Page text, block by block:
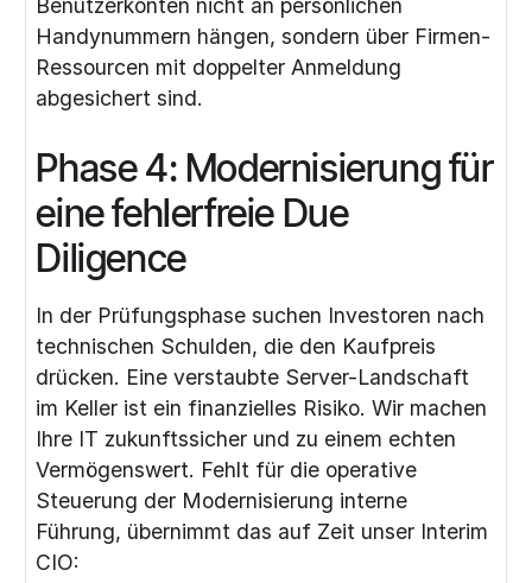
Benutzerkonten nicht an persönlichen
Handynummern hängen, sondern über Firmen-
Ressourcen mit doppelter Anmeldung
abgesichert sind.
Phase 4: Modernisierung für
eine fehlerfreie Due
Diligence
In der Prüfungsphase suchen Investoren nach
technischen Schulden, die den Kaufpreis
drücken. Eine verstaubte Server-Landschaft
im Keller ist ein finanzielles Risiko. Wir machen
Ihre IT zukunftssicher und zu einem echten
Vermögenswert. Fehlt für die operative
Steuerung der Modernisierung interne
Führung, übernimmt das auf Zeit unser Interim
CIO: